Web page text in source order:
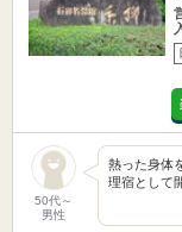
50代～
男性
熱った身体
理宿として